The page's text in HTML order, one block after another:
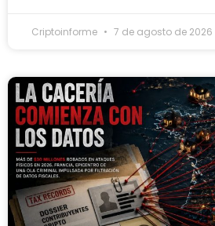
Criptoinforme 7 de agosto de 2026